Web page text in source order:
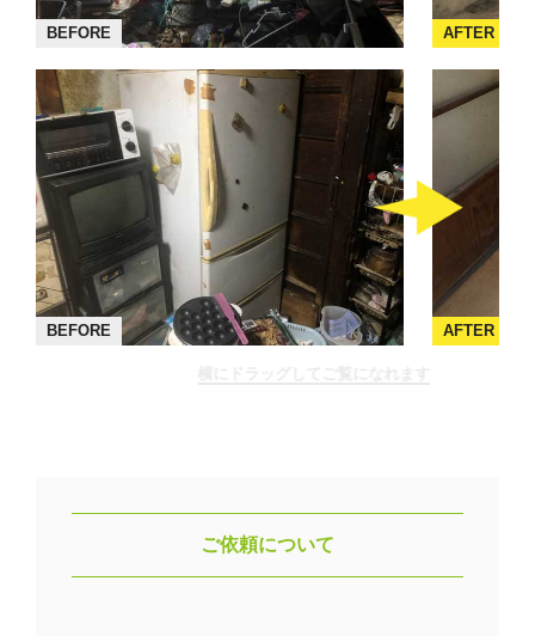
BEFORE AFTER
BEFORE AFTER
ご依頼について